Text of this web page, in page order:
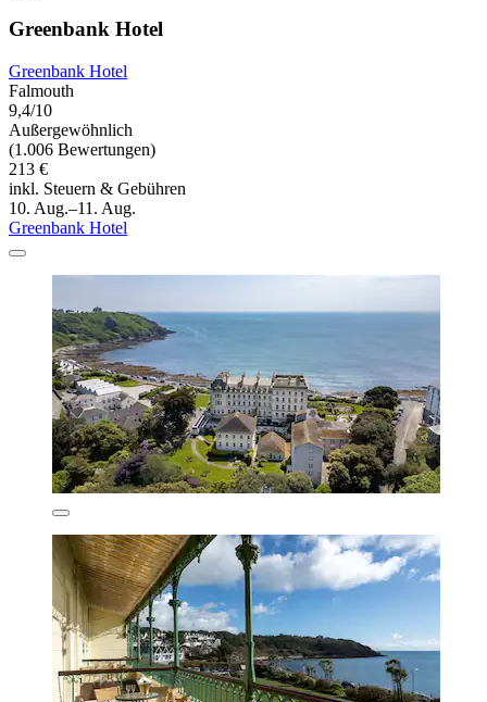
Greenbank Hotel
Greenbank Hotel
Falmouth
9,4/10
Außergewöhnlich
(1.006 Bewertungen)
213 €
inkl. Steuern & Gebühren
10. Aug.–11. Aug.
Greenbank Hotel